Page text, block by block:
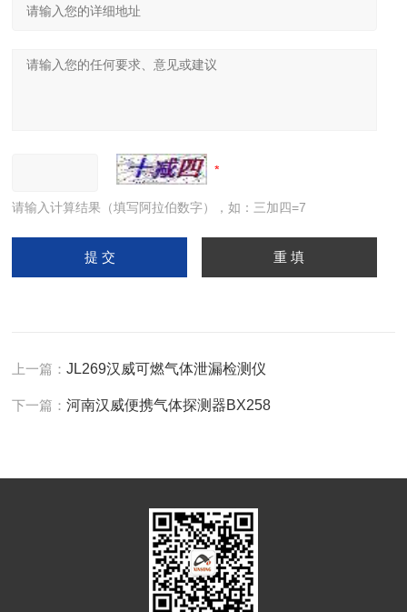
请输入计算结果（填写阿拉伯数字），如：三加四=7
上一篇：JL269汉威可燃气体泄漏检测仪
下一篇：河南汉威便携气体探测器BX258